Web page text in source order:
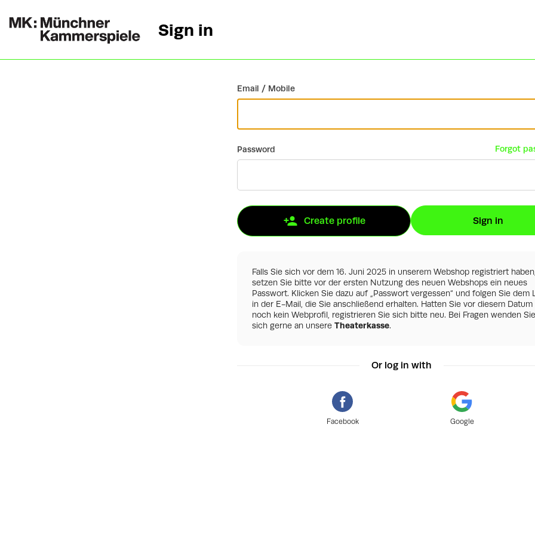
Go back
Sign in
Email / Mobile
Password Forgot
Create profile Sign in
Falls Sie sich vor dem 16. Juni 2025 in unserem Webshop registriert haben,
setzen Sie bitte vor der ersten Nutzung des neuen Webshops ein neues
Passwort. Klicken Sie dazu auf „Passwort vergessen“ und folgen Sie dem
in der E-Mail, die Sie anschließend erhalten. Hatten Sie vor diesem Datum
noch kein Webprofil, registrieren Sie sich bitte neu. Bei Fragen wenden Sie
sich gerne an unsere Theaterkasse.
Or log in with
Facebook Google